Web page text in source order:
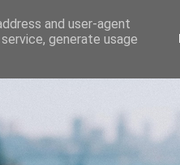
and user-agent
generate usage